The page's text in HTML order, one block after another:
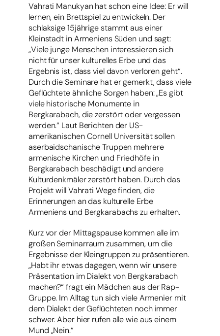
Vahrati Manukyan hat schon eine Idee: Er will
lernen, ein Brettspiel zu entwickeln. Der
schlaksige 15jährige stammt aus einer
Kleinstadt in Armeniens Süden und sagt:
„Viele junge Menschen interessieren sich
nicht für unser kulturelles Erbe und das
Ergebnis ist, dass viel davon verloren geht“.
Durch die Seminare hat er gemerkt, dass viele
Geflüchtete ähnliche Sorgen haben: „Es gibt
viele historische Monumente in
Bergkarabach, die zerstört oder vergessen
werden.“ Laut Berichten der US-
amerikanischen Cornell Universität sollen
aserbaidschanische Truppen mehrere
armenische Kirchen und Friedhöfe in
Bergkarabach beschädigt und andere
Kulturdenkmäler zerstört haben. Durch das
Projekt will Vahrati Wege finden, die
Erinnerungen an das kulturelle Erbe
Armeniens und Bergkarabachs zu erhalten.
Kurz vor der Mittagspause kommen alle im
großen Seminarraum zusammen, um die
Ergebnisse der Kleingruppen zu präsentieren.
„Habt ihr etwas dagegen, wenn wir unsere
Präsentation im Dialekt von Bergkarabach
machen?“ fragt ein Mädchen aus der Rap-
Gruppe. Im Alltag tun sich viele Armenier mit
dem Dialekt der Geflüchteten noch immer
schwer. Aber hier rufen alle wie aus einem
Mund „Nein.“